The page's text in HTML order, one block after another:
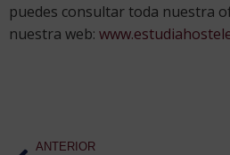
puedes consultar toda nuestra
nuestra web:
ANTERIOR